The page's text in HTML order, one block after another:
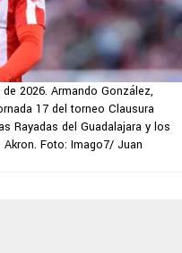
2026. Armando González,
17 del torneo Clausura
Rayadas del Guadalajara y los
Foto: Imago7/ Juan